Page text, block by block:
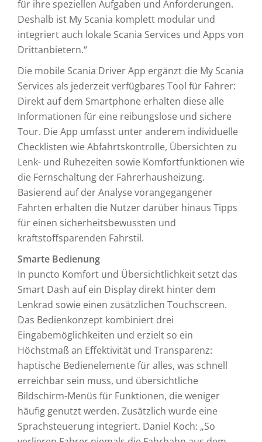
für ihre speziellen Aufgaben und Anforderungen.
Deshalb ist My Scania komplett modular und
integriert auch lokale Scania Services und Apps von
Drittanbietern.“
Die mobile Scania Driver App ergänzt die My Scania
Services als jederzeit verfügbares Tool für Fahrer:
Direkt auf dem Smartphone erhalten diese alle
Informationen für eine reibungslose und sichere
Tour. Die App umfasst unter anderem individuelle
Checklisten wie Abfahrtskontrolle, Übersichten zu
Lenk- und Ruhezeiten sowie Komfortfunktionen wie
die Fernschaltung der Fahrerhausheizung.
Basierend auf der Analyse vorangegangener
Fahrten erhalten die Nutzer darüber hinaus Tipps
für einen sicherheitsbewussten und
kraftstoffsparenden Fahrstil.
Smarte Bedienung
In puncto Komfort und Übersichtlichkeit setzt das
Smart Dash auf ein Display direkt hinter dem
Lenkrad sowie einen zusätzlichen Touchscreen.
Das Bedienkonzept kombiniert drei
Eingabemöglichkeiten und erzielt so ein
Höchstmaß an Effektivität und Transparenz:
haptische Bedienelemente für alles, was schnell
erreichbar sein muss, und übersichtliche
Bildschirm-Menüs für Funktionen, die weniger
häufig genutzt werden. Zusätzlich wurde eine
Sprachsteuerung integriert. Daniel Koch: „So